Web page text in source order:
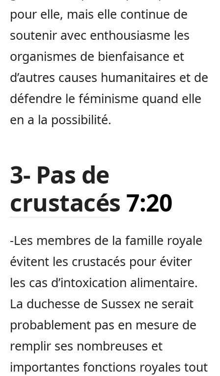
pour elle, mais elle continue de
soutenir avec enthousiasme les
organismes de bienfaisance et
d’autres causes humanitaires et de
défendre le féminisme quand elle
en a la possibilité.
3- Pas de
crustacés 7:20
-Les membres de la famille royale
évitent les crustacés pour éviter
les cas d’intoxication alimentaire.
La duchesse de Sussex ne serait
probablement pas en mesure de
remplir ses nombreuses et
importantes fonctions royales tout